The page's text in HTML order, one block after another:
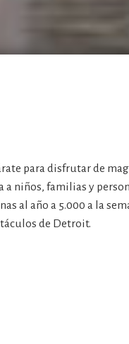
para disfrutar de
a niños, familias y
al año a 5.000 a la
de Detroit.